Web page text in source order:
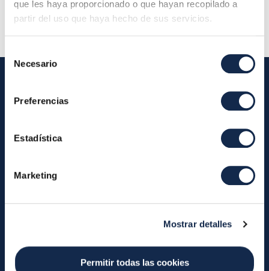
que les haya proporcionado o que hayan recopilado a
partir del uso que haya hecho de sus servicios.
Necesario
Preferencias
Estadística
Marketing
Mostrar detalles
Permitir todas las cookies
Iberpay
Annual Reports
Cash
Services
Account Switching